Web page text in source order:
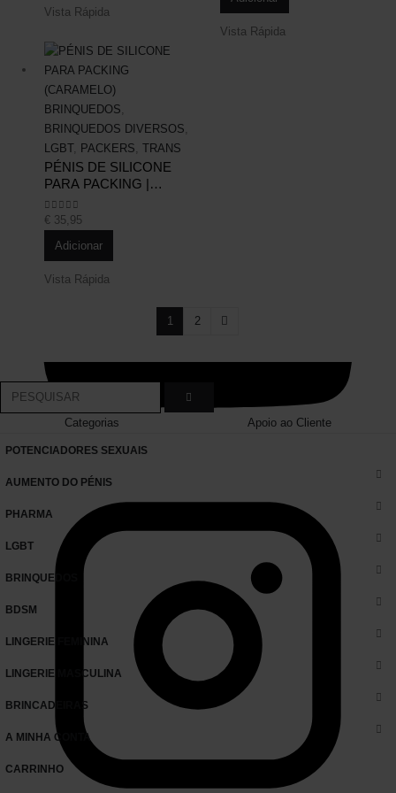
Vista Rápida
Vista Rápida
BRINQUEDOS,
BRINQUEDOS DIVERSOS,
LGBT, PACKERS, TRANS
PÉNIS DE SILICONE
PARA PACKING |
CARAMELO
0out of 5
€35,95
Adicionar
Vista Rápida
1 2
Categorias Apoio ao Cliente
POTENCIADORES SEXUAIS
AUMENTO DO PÉNIS
PHARMA
LGBT
BRINQUEDOS
BDSM
LINGERIE FEMININA
LINGERIE MASCULINA
BRINCADEIRAS
A MINHA CONTA
CARRINHO